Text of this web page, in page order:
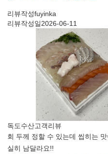
리뷰작성fuyinka
리뷰작성일2026-06-11
독도수산고객리뷰
회 두께 정할 수 있는데 씹히는
실히 남달라요!!